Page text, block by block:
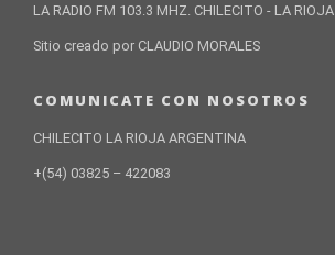
LA RADIO FM 103.3 MHZ. CHILECITO - LA RIOJA
Sitio creado por CLAUDIO MORALES
COMUNICATE CON NOSOTROS
CHILECITO LA RIOJA ARGENTINA
+(54) 03825 – 422083